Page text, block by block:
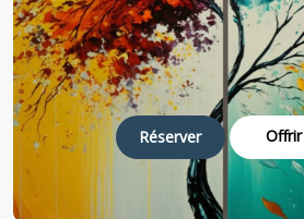
Réserver Offrir